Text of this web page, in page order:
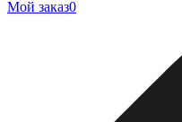
Мой заказ0